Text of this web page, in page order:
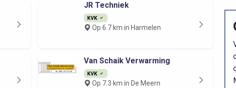
JR Techniek
KVK
Op 6.7 km in Harmelen
Van Schaik Verwarming
KVK
Op 7.3 km in De Meern